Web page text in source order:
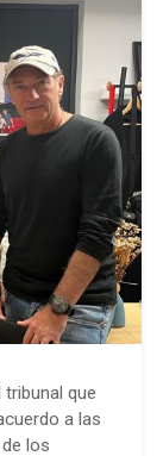
que
a las
los